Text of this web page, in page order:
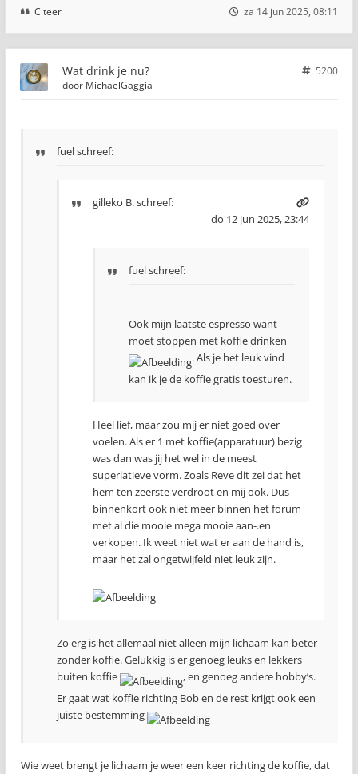
Citeer za 14 jun 2025, 08:11
Wat drink je nu?
5200
door MichaelGaggia
fuel schreef:
gilleko B.schreef:
do 12 jun 2025, 23:44
fuel schreef:
Ook mijn laatste espresso want
moet stoppen met koffie drinken
. Als je het leuk vind
kan ik je de koffie gratis toesturen.
Heel lief, maar zou mij er niet goed over
voelen. Als er 1 met koffie(apparatuur) bezig
was dan was jij het wel in de meest
superlatieve vorm. Zoals Reve dit zei dat het
hem ten zeerste verdroot en mij ook. Dus
binnenkort ook niet meer binnen het forum
met al die mooie mega mooie aan-.en
verkopen. Ik weet niet wat er aan de hand is,
maar het zal ongetwijfeld niet leuk zijn.
Zo erg is het allemaal niet alleen mijn lichaam kan beter
zonder koffie. Gelukkig is er genoeg leuks en lekkers
buiten koffie
, en genoeg andere hobby’s.
Er gaat wat koffie richting Bob en de rest krijgt ook een
juiste bestemming
Wie weet brengt je lichaam je weer een keer richting de koffie, dat